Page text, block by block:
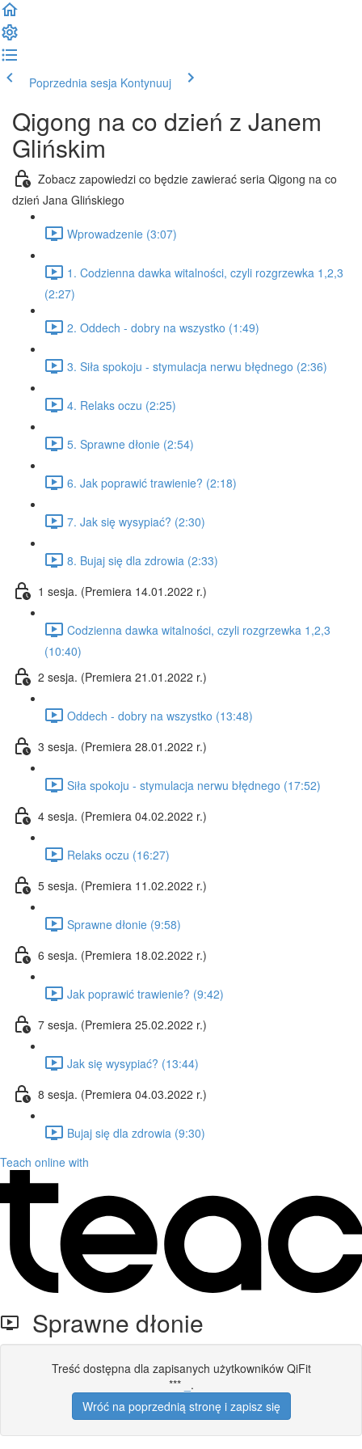
Poprzednia sesja Kontynuuj
Qigong na co dzień z Janem
Glińskim
Zobacz zapowiedzi co będzie zawierać seria Qigong na co
dzień Jana Glińskiego
Wprowadzenie (3:07)
1. Codzienna dawka witalności, czyli rozgrzewka 1,2,3
(2:27)
2. Oddech - dobry na wszystko (1:49)
3. Siła spokoju - stymulacja nerwu błędnego (2:36)
4. Relaks oczu (2:25)
5. Sprawne dłonie (2:54)
6. Jak poprawić trawienie? (2:18)
7. Jak się wysypiać? (2:30)
8. Bujaj się dla zdrowia (2:33)
1 sesja. (Premiera 14.01.2022 r.)
Codzienna dawka witalności, czyli rozgrzewka 1,2,3
(10:40)
2 sesja. (Premiera 21.01.2022 r.)
Oddech - dobry na wszystko (13:48)
3 sesja. (Premiera 28.01.2022 r.)
Siła spokoju - stymulacja nerwu błędnego (17:52)
4 sesja. (Premiera 04.02.2022 r.)
Relaks oczu (16:27)
5 sesja. (Premiera 11.02.2022 r.)
Sprawne dłonie (9:58)
6 sesja. (Premiera 18.02.2022 r.)
Jak poprawić trawienie? (9:42)
7 sesja. (Premiera 25.02.2022 r.)
Jak się wysypiać? (13:44)
8 sesja. (Premiera 04.03.2022 r.)
Bujaj się dla zdrowia (9:30)
Teach online with
Sprawne dłonie
Treść dostępna dla zapisanych użytkowników QiFit
***
.
Wróć na poprzednią stronę i zapisz się